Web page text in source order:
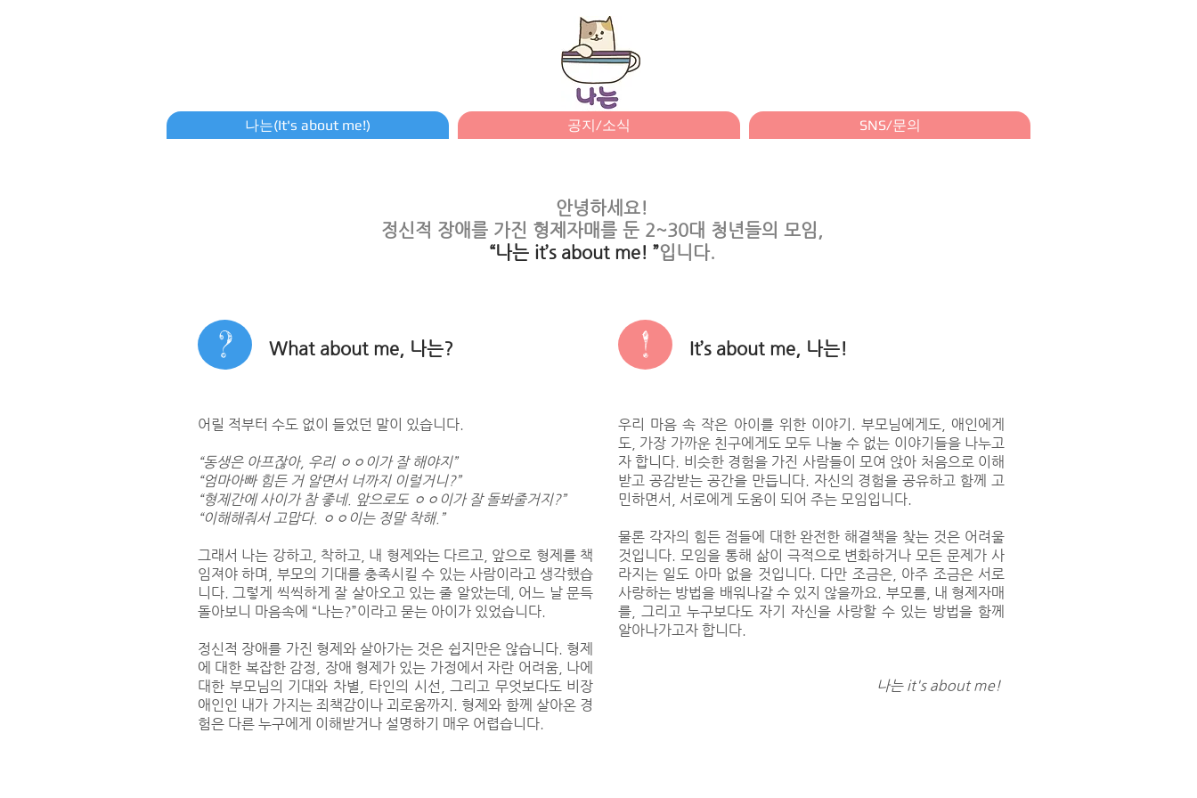
나는(It's about me!) 공지/소식 SNS/문의
? !
​안녕하세요!
정신적 장애를 가진 형제자매를 둔 2~30대 청년들의 모임,
“나는 it’s about me! ”입니다.
What about me, 나는?
어릴 적부터 수도 없이 들었던 말이 있습니다.
“동생은 아프잖아, 우리 ㅇㅇ이가 잘 해야지”
“엄마아빠 힘든 거 알면서 너까지 이럴거니?”
“형제간에 사이가 참 좋네. 앞으로도 ㅇㅇ이가 잘 돌봐줄거지?”
“이해해줘서 고맙다. ㅇㅇ이는 정말 착해.”
그래서 나는 강하고, 착하고, 내 형제와는 다르고, 앞으로 형제를 책
임져야 하며, 부모의 기대를 충족시킬 수 있는 사람이라고 생각했습
니다. 그렇게 씩씩하게 잘 살아오고 있는 줄 알았는데, 어느 날 문득
돌아보니 마음속에 “나는?”이라고 묻는 아이가 있었습니다.
정신적 장애를 가진 형제와 살아가는 것은 쉽지만은 않습니다. 형제
에 대한 복잡한 감정, 장애 형제가 있는 가정에서 자란 어려움, 나에
대한 부모님의 기대와 차별, 타인의 시선, 그리고 무엇보다도 비장
애인인 내가 가지는 죄책감이나 괴로움까지. 형제와 함께 살아온 경
험은 다른 누구에게 이해받거나 설명하기 매우 어렵습니다.
It’s about me, 나는!
우리 마음 속 작은 아이를 위한 이야기. 부모님에게도, 애인에게
도, 가장 가까운 친구에게도 모두 나눌 수 없는 이야기들을 나누고
자 합니다. 비슷한 경험을 가진 사람들이 모여 앉아 처음으로 이해
받고 공감받는 공간을 만듭니다. 자신의 경험을 공유하고 함께 고
민하면서, 서로에게 도움이 되어 주는 모임입니다.
물론 각자의 힘든 점들에 대한 완전한 해결책을 찾는 것은 어려울
것입니다. 모임을 통해 삶이 극적으로 변화하거나 모든 문제가 사
라지는 일도 아마 없을 것입니다. 다만 조금은, 아주 조금은 서로
사랑하는 방법을 배워나갈 수 있지 않을까요. 부모를, 내 형제자매
를, 그리고 누구보다도 자기 자신을 사랑할 수 있는 방법을 함께
알아나가고자 합니다.
​나는 it's about me!